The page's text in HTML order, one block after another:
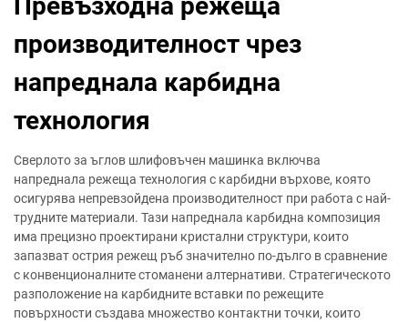
производителност чрез
напреднала карбидна
технология
Сверлото за ъглов шлифовъчен машинка включва
напреднала режеща технология с карбидни върхове, която
осигурява непревзойдена производителност при работа с най-
трудните материали. Тази напреднала карбидна композиция
има прецизно проектирани кристални структури, които
запазват острия режещ ръб значително по-дълго в сравнение
с конвенционалните стоманени алтернативи. Стратегическото
разположение на карбидните вставки по режещите
повърхности създава множество контактни точки, които